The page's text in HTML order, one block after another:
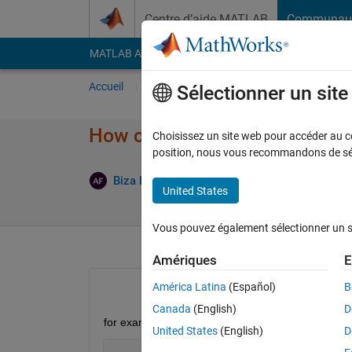
Centre d’aide MATLAB
MATLAB Answers File Exchange Cody
Accueil Poser une question
How change somme values
Biza Ferreira 27 Juin 2015
for example I have a "A" matrix , i want change
Sélectionner un
Choisissez un site web pour accéder au
position, nous vous recommandons de
United States
Vous pouvez également sélectionner un
Amériques
América Latina (Español)
Canada (English)
United States (English)